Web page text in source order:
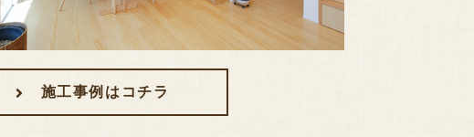
施工事例はコチラ